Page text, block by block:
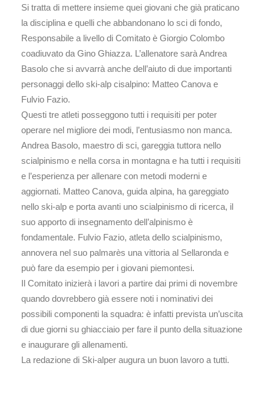
Si tratta di mettere insieme quei giovani che già praticano
la disciplina e quelli che abbandonano lo sci di fondo,
Responsabile a livello di Comitato è Giorgio Colombo
coadiuvato da Gino Ghiazza. L’allenatore sarà Andrea
Basolo che si avvarrà anche dell’aiuto di due importanti
personaggi dello ski-alp cisalpino: Matteo Canova e
Fulvio Fazio.
Questi tre atleti posseggono tutti i requisiti per poter
operare nel migliore dei modi, l’entusiasmo non manca.
Andrea Basolo, maestro di sci, gareggia tuttora nello
scialpinismo e nella corsa in montagna e ha tutti i requisiti
e l’esperienza per allenare con metodi moderni e
aggiornati. Matteo Canova, guida alpina, ha gareggiato
nello ski-alp e porta avanti uno scialpinismo di ricerca, il
suo apporto di insegnamento dell’alpinismo è
fondamentale. Fulvio Fazio, atleta dello scialpinismo,
annovera nel suo palmarès una vittoria al Sellaronda e
può fare da esempio per i giovani piemontesi.
Il Comitato inizierà i lavori a partire dai primi di novembre
quando dovrebbero già essere noti i nominativi dei
possibili componenti la squadra: è infatti prevista un’uscita
di due giorni su ghiacciaio per fare il punto della situazione
e inaugurare gli allenamenti.
La redazione di Ski-alper augura un buon lavoro a tutti.